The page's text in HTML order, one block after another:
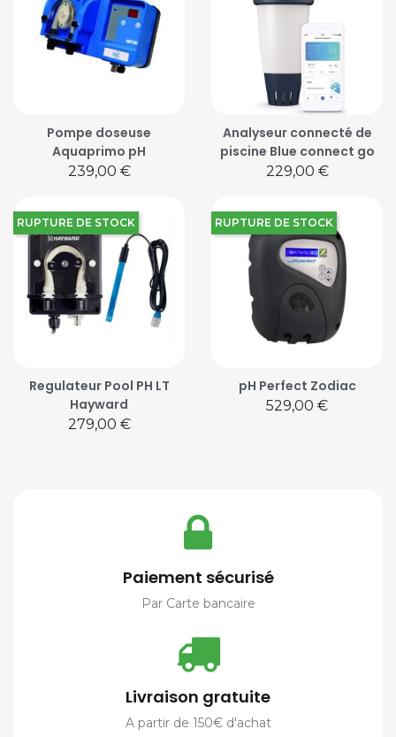
Pompe doseuse
Aquaprimo pH
Prix
239,00 €
Analyseur connecté de
piscine Blue connect go
Prix
229,00 €
Regulateur Pool PH LT
Hayward
Prix
279,00 €
RUPTURE DE STOCK
pH Perfect Zodiac
Prix
529,00 €
RUPTURE DE STOCK
Paiement sécurisé
Par Carte bancaire
Livraison gratuite
A partir de 150€ d'achat